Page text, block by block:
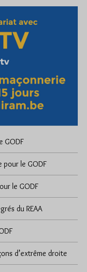
GODF
pour le GODF
le GODF
du REAA
d’extrême droite